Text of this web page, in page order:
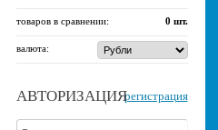
товаров в сравнении: 0 шт.
валюта:
АВТОРИЗАЦИЯрегистрация